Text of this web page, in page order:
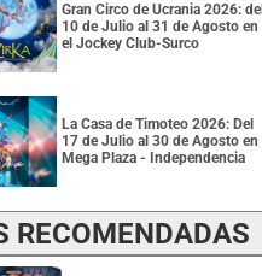
Gran Circo de Ucrania 2026: del
10 de Julio al 31 de Agosto en
el Jockey Club-Surco
La Casa de Timoteo 2026: Del
17 de Julio al 30 de Agosto en
Mega Plaza - Independencia
RECOMENDADAS